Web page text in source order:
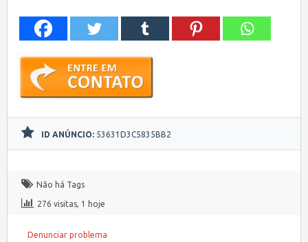
ID ANÚNCIO: 53631D3C5835BB2
Não há Tags
276 visitas, 1 hoje
Denunciar problema